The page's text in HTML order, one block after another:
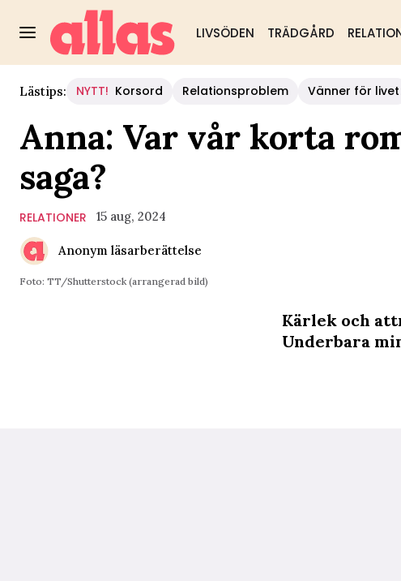
LIVSÖDEN TRÄDGÅRD
Lästips: NYTT! Korsord Relationsproblem Vänner för livet
Anna: Var vår korta
saga?
RELATIONER 15 aug, 2024
Anonym läsarberättelse
Foto: TT/Shutterstock (arrangerad bild)
Kärlek och
Underbara